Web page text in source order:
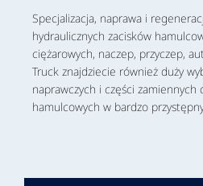
Specjalizacja, naprawa i
hydraulicznych zacisków
ciężarowych, naczep, przyczep,
Truck znajdziecie również duży
naprawczych i części zamiennych
hamulcowych w bardzo